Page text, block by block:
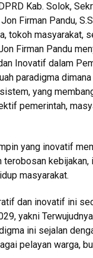
Kab. Solok,
Firman Pandu,
tokoh masyarakat,
Firman Pandu
Inovatif dalam
paradigma
yang
pemerintah,
yang inovatif
kebijakan,
masyarakat.
dan inovatif ini
yakni
ini sejalan
pelayan warga,